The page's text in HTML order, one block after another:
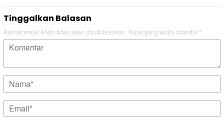
Tinggalkan Balasan
Alamat email Anda tidak akan dipublikasikan. Ruas yang wajib ditandai *